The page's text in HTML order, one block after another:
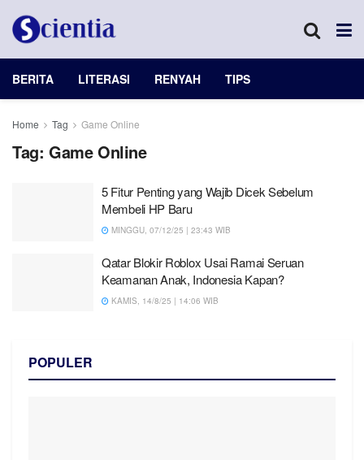
BERITA LITERASI RENYAH TIPS
Home Tag Game Online
Tag: Game Online
5 Fitur Penting yang Wajib Dicek Sebelum
Membeli HP Baru
MINGGU, 07/12/25 | 23:43 WIB
Qatar Blokir Roblox Usai Ramai Seruan
Keamanan Anak, Indonesia Kapan?
KAMIS, 14/8/25 | 14:06 WIB
POPULER